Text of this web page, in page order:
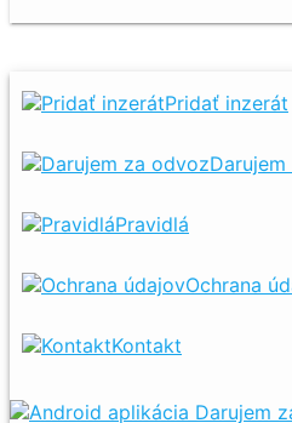
Pridať inzerát
Pravidlá
Ochrana
Kontakt